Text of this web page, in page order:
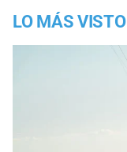
LO MÁS VISTO